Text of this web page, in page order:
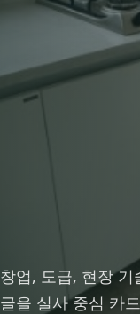
창업, 도급, 현장
글을 실사 중심 카